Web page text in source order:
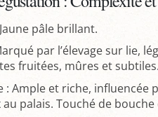
pâle brillant.
par l’élevage sur lie,
fruitées, mûres et subtiles.
: Ample et riche,
au palais. Touché de